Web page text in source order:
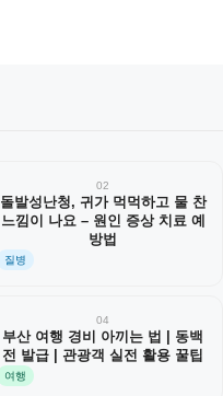
02
돌발성난청, 귀가 먹먹하고 물 찬
느낌이 나요 – 원인 증상 치료 예
방법
질병
04
부산 여행 경비 아끼는 법 | 동백
전 발급 | 관광객 실전 활용 꿀팁
여행